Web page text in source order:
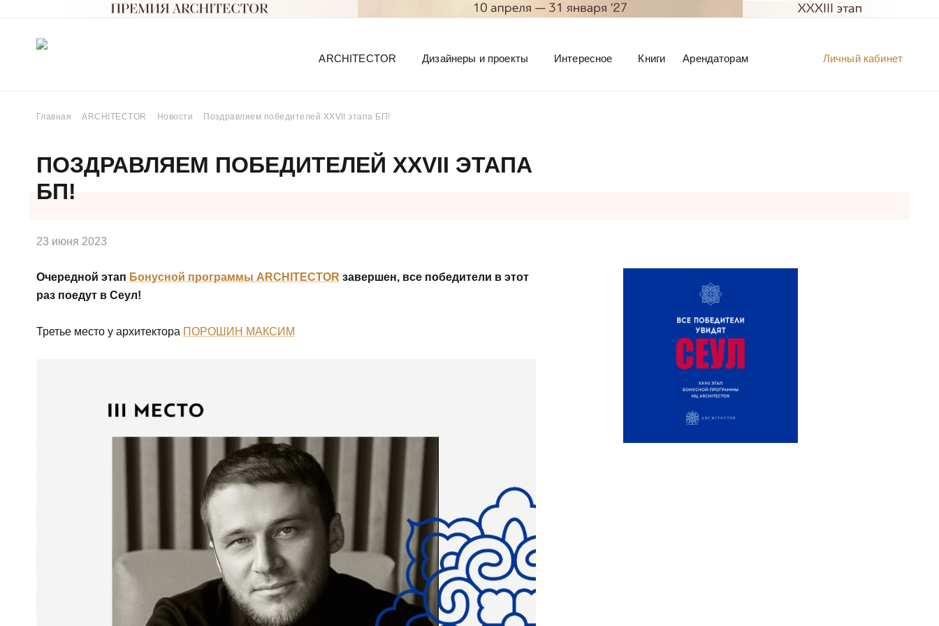
Личный кабинет
ARCHITECTOR Дизайнеры и проекты Интересное Книги Арендаторам
Главная ARCHITECTOR Новости Поздравляем победителей XXVII этапа БП!
ПОЗДРАВЛЯЕМ ПОБЕДИТЕЛЕЙ XXVII ЭТАПА
БП!
23 июня 2023
Очередной этап Бонусной программы ARCHITECTOR завершен, все победители в этот
раз поедут в Сеул!
Третье место у архитектора ПОРОШИН МАКСИМ